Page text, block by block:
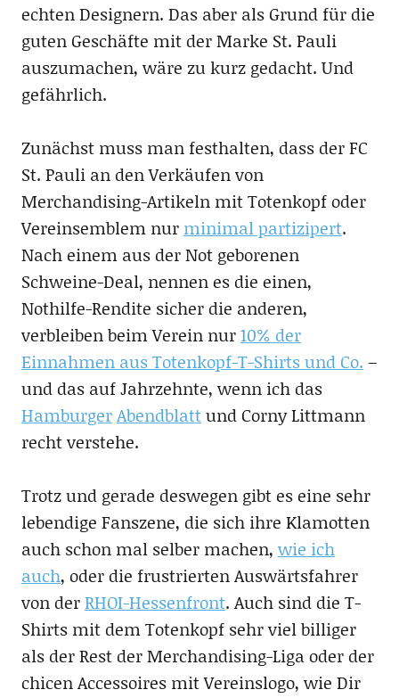
echten Designern. Das aber als Grund für die
guten Geschäfte mit der Marke St. Pauli
auszumachen, wäre zu kurz gedacht. Und
gefährlich.
Zunächst muss man festhalten, dass der FC
St. Pauli an den Verkäufen von
Merchandising-Artikeln mit Totenkopf oder
Vereinsemblem nur minimal partizipert.
Nach einem aus der Not geborenen
Schweine-Deal, nennen es die einen,
Nothilfe-Rendite sicher die anderen,
verbleiben beim Verein nur10% der
Einnahmen aus Totenkopf-T-Shirts und Co. –
und das auf Jahrzehnte, wenn ich das
HamburgerAbendblattund Corny Littmann
recht verstehe.
Trotz und gerade deswegen gibt es eine sehr
lebendige Fanszene, die sich ihre Klamotten
auch schon mal selber machen, wie ich
auch, oder die frustrierten Auswärtsfahrer
von derRHOI-Hessenfront. Auch sind die T-
Shirts mit dem Totenkopf sehr viel billiger
als der Rest der Merchandising-Liga oder der
chicen Accessoires mit Vereinslogo, wie Dir